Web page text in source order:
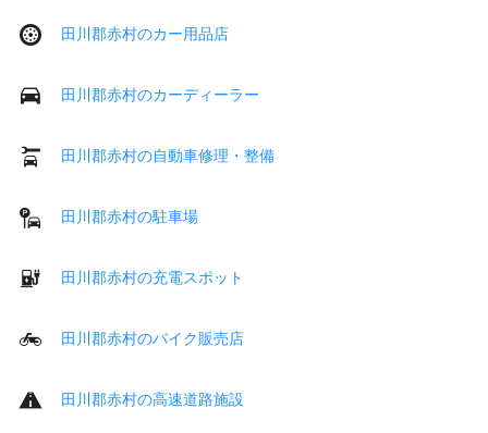
田川郡赤村のカー用品店
田川郡赤村のカーディーラー
田川郡赤村の自動車修理・整備
田川郡赤村の駐車場
田川郡赤村の充電スポット
田川郡赤村のバイク販売店
田川郡赤村の高速道路施設